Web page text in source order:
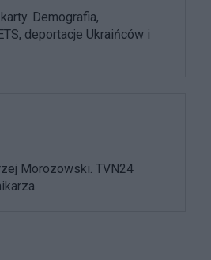
Demografia,
deportacje Ukraińców i
Morozowski. TVN24